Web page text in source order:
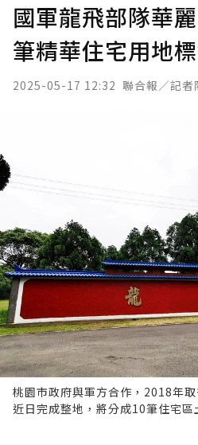
國軍龍飛部隊華
筆精華住宅用地
2025-05-17 12:32 聯合報／記者
桃園市政府與軍方合作，2018年
近日完成整地，將分成10筆住宅區